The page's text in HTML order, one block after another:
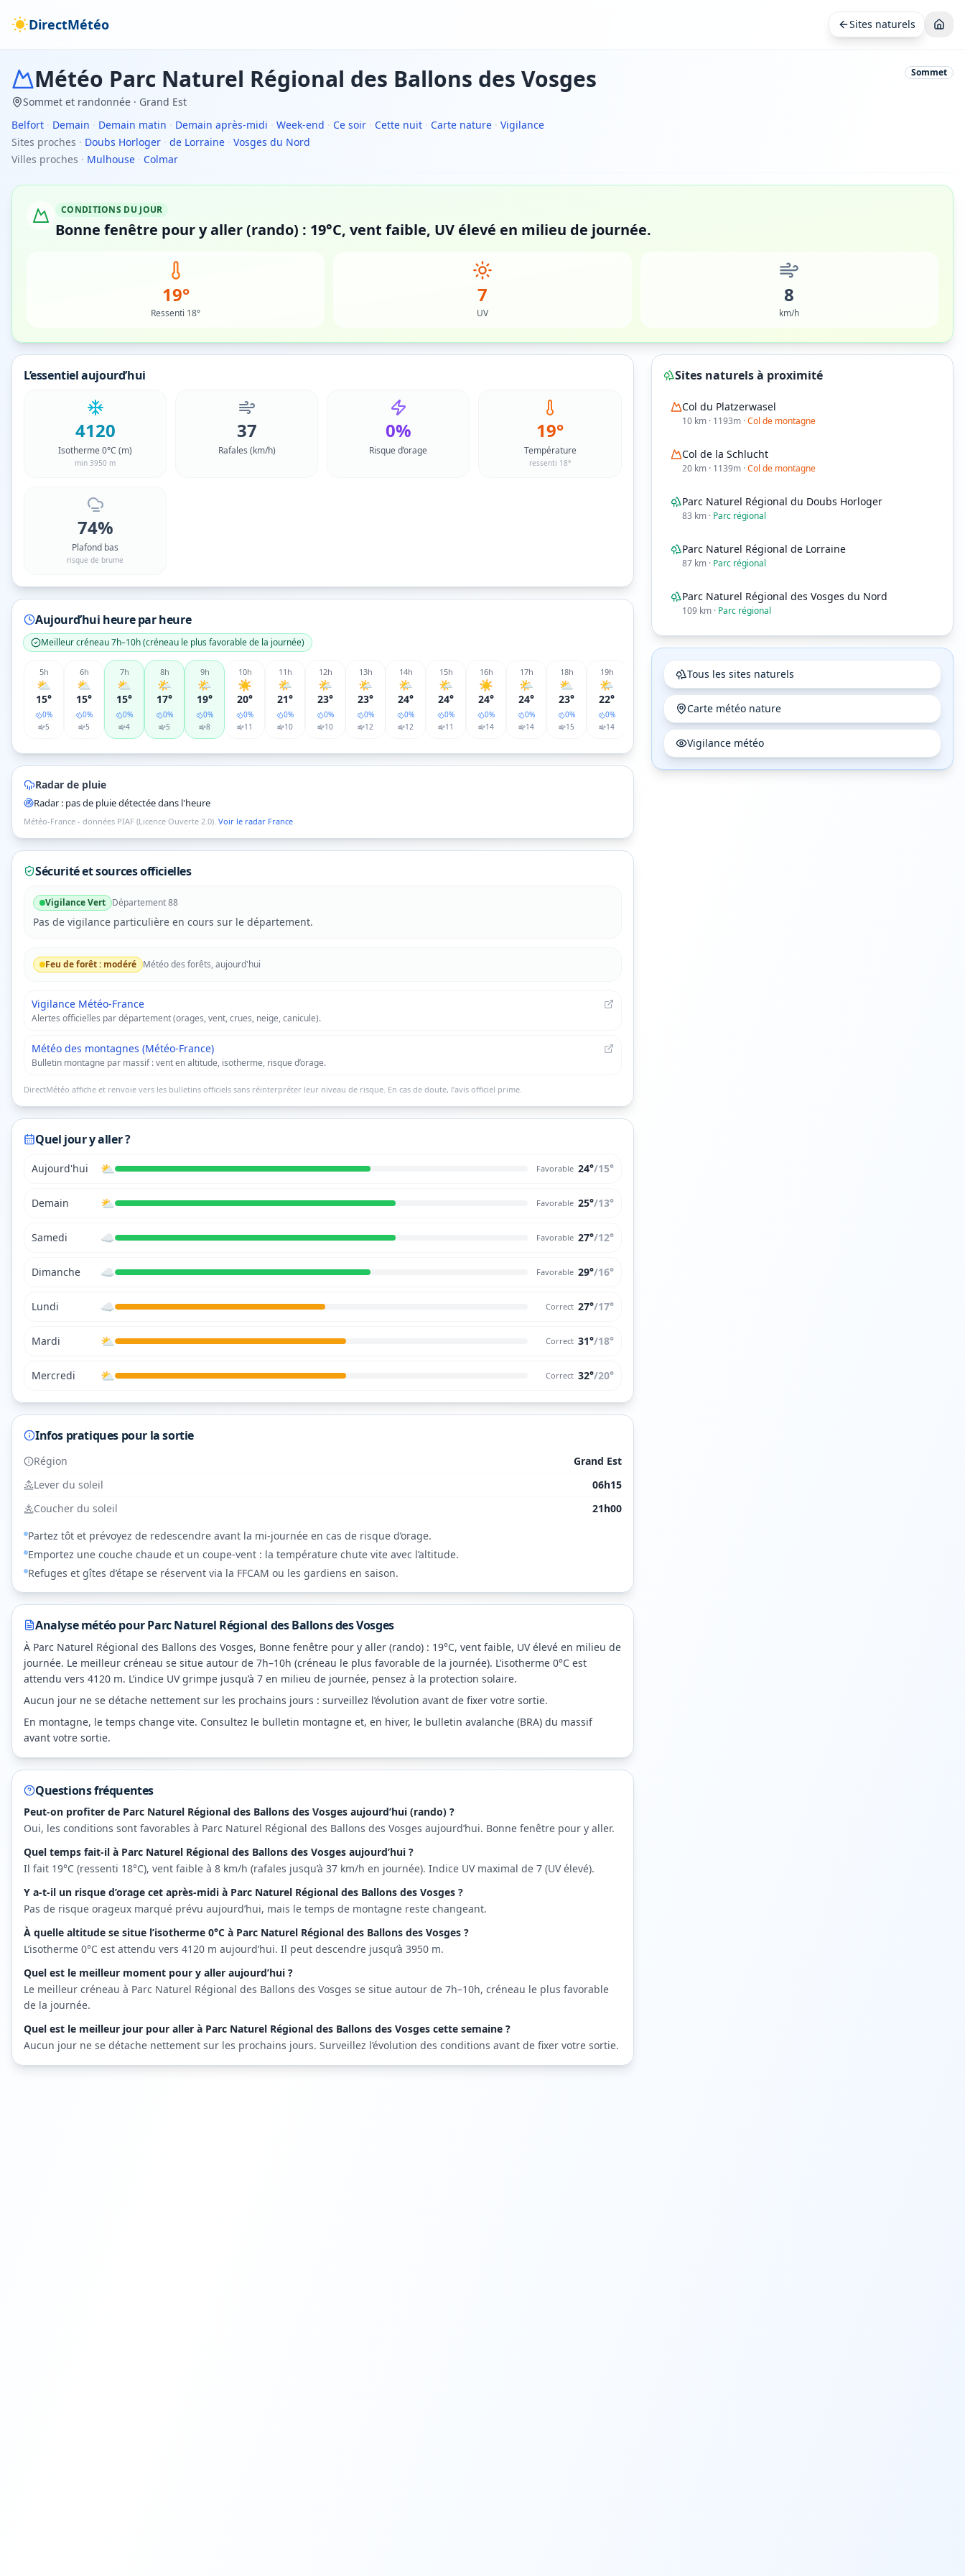
DirectMétéo Sites naturels
Météo Parc Naturel Régional des Ballons des Vosges
Sommet et randonnée · Grand Est
Sommet
Belfort · Demain · Demain matin · Demain après-midi · Week-end · Ce soir · Cette nuit · Carte nature · Vigilance
Sites proches · Doubs Horloger · de Lorraine · Vosges du Nord
Villes proches · Mulhouse · Colmar
CONDITIONS DU JOUR
Bonne fenêtre pour y aller (rando) : 19°C, vent faible, UV élevé en milieu de journée.
19°
Ressenti 18°
7
UV
8
km/h
L’essentiel aujourd’hui
4120
Isotherme 0°C (m)
min 3950 m
37
Rafales (km/h)
0%
Risque d’orage
19°
Température
ressenti 18°
74%
Plafond bas
risque de brume
Aujourd’hui heure par heure
Meilleur créneau7h–10h(créneau le plus favorable de la journée)
5h
⛅
15°
0%
5
6h
⛅
15°
0%
5
7h
⛅
15°
0%
4
8h
🌤️
17°
0%
5
9h
🌤️
19°
0%
8
10h
☀️
20°
0%
11
11 h
🌤️
21°
0%
10
12h
🌤️
23°
0%
10
13h
🌤️
23°
0%
12
14h
🌤️
24°
0%
12
15h
🌤️
24°
0%
11
16h
☀️
24°
0%
14
17h
🌤️
24°
0%
14
18h
⛅
23°
0%
15
19h
🌤️
22°
0%
14
21h
🌤️
18°
0%
22h
🌤️
17°
0%
Radar de pluie
Radar : pas de pluie détectée dans l'heure
Météo-France - données PIAF (Licence Ouverte 2.0). Voir le radar France
Sécurité et sources officielles
VigilanceVert Département88
Pas de vigilance particulière en cours sur le département.
Feu de forêt : modéré Météo des forêts, aujourd'hui
Vigilance Météo-France
Alertes officielles par département (orages, vent, crues, neige, canicule).
Météo des montagnes (Météo-France)
Bulletin montagne par massif : vent en altitude, isotherme, risque d’orage.
DirectMétéo affiche et renvoie vers les bulletins officiels sans réinterpréter leur niveau de risque. En cas de doute, l’avis officiel prime.
Quel jour y aller ?
Aujourd'hui ⛅ Favorable 24°/15°
Demain ⛅ Favorable 25°/13°
Samedi ☁️ Favorable 27°/12°
Dimanche ☁️ Favorable 29°/16°
Lundi ☁️ Correct 27°/17°
Mardi ⛅ Correct 31°/18°
Mercredi ⛅ Correct 32°/20°
Infos pratiques pour la sortie
Région
Grand Est
Lever du soleil
06h15
Coucher du soleil
21h00
Partez tôt et prévoyez de redescendre avant la mi-journée en cas de risque d’orage.
Emportez une couche chaude et un coupe-vent : la température chute vite avec l’altitude.
Refuges et gîtes d’étape se réservent via la FFCAM ou les gardiens en saison.
Analyse météo pourParc Naturel Régional des Ballons des Vosges
À Parc Naturel Régional des Ballons des Vosges, Bonne fenêtre pour y aller (rando) : 19°C, vent faible, UV élevé en milieu de
journée. Le meilleur créneau se situe autour de 7h–10h (créneau le plus favorable de la journée). L’isotherme 0°C est
attendu vers 4120 m. L’indice UV grimpe jusqu’à 7 en milieu de journée, pensez à la protection solaire.
Aucun jour ne se détache nettement sur les prochains jours : surveillez l’évolution avant de fixer votre sortie.
En montagne, le temps change vite. Consultez le bulletin montagne et, en hiver, le bulletin avalanche (BRA) du massif
avant votre sortie.
Questions fréquentes
Peut-on profiter de Parc Naturel Régional des Ballons des Vosges aujourd’hui (rando) ?
Oui, les conditions sont favorables à Parc Naturel Régional des Ballons des Vosges aujourd’hui. Bonne fenêtre pour y aller.
Quel temps fait-il à Parc Naturel Régional des Ballons des Vosges aujourd’hui ?
Il fait 19°C (ressenti 18°C), vent faible à 8 km/h (rafales jusqu’à 37 km/h en journée). Indice UV maximal de 7 (UV élevé).
Y a-t-il un risque d’orage cet après-midi à Parc Naturel Régional des Ballons des Vosges ?
Pas de risque orageux marqué prévu aujourd’hui, mais le temps de montagne reste changeant.
À quelle altitude se situe l’isotherme 0°C à Parc Naturel Régional des Ballons des Vosges ?
L’isotherme 0°C est attendu vers 4120 m aujourd’hui. Il peut descendre jusqu’à 3950 m.
Quel est le meilleur moment pour y aller aujourd’hui ?
Le meilleur créneau à Parc Naturel Régional des Ballons des Vosges se situe autour de 7h–10h, créneau le plus favorable
de la journée.
Quel est le meilleur jour pour aller à Parc Naturel Régional des Ballons des Vosges cette semaine ?
Aucun jour ne se détache nettement sur les prochains jours. Surveillez l’évolution des conditions avant de fixer votre sortie.
Sites naturels à proximité
Col du Platzerwasel
10km· 1193m·Col de montagne
Col de la Schlucht
20km· 1139m·Col de montagne
Parc Naturel Régional du Doubs Horloger
83 km· Parc régional
Parc Naturel Régional de Lorraine
87km· Parc régional
Parc Naturel Régional des Vosges du Nord
109km· Parc régional
Tous les sites naturels
Carte météo nature
Vigilance météo